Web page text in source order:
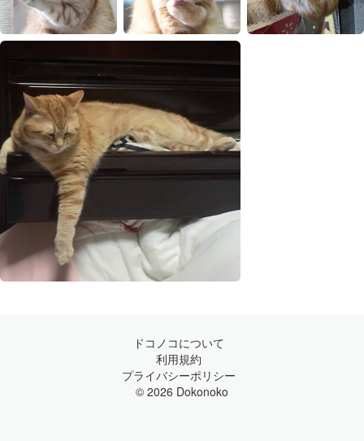
ドコノコについて
利用規約
プライバシーポリシー
© 2026 Dokonoko